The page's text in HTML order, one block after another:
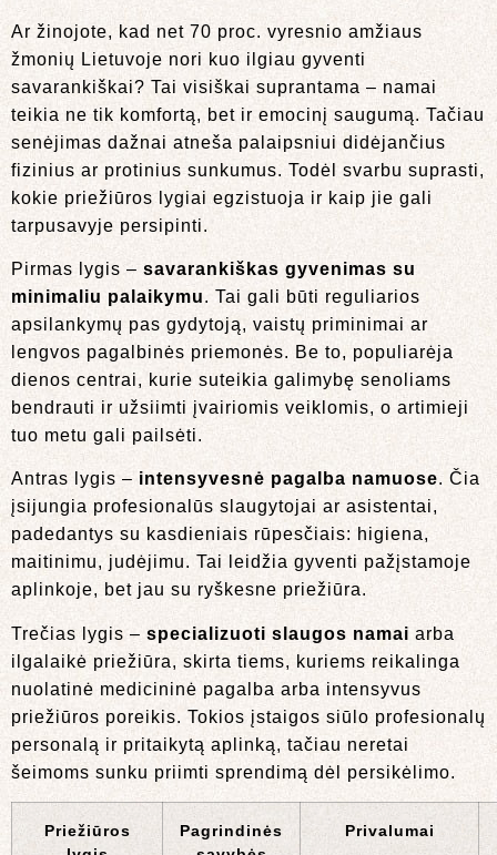
Ar žinojote, kad net 70 proc. vyresnio amžiaus
žmonių Lietuvoje nori kuo ilgiau gyventi
savarankiškai? Tai visiškai suprantama – namai
teikia ne tik komfortą, bet ir emocinį saugumą. Tačiau
senėjimas dažnai atneša palaipsniui didėjančius
fizinius ar protinius sunkumus. Todėl svarbu suprasti,
kokie priežiūros lygiai egzistuoja ir kaip jie gali
tarpusavyje persipinti.
Pirmas lygis – savarankiškas gyvenimas su
minimaliu palaikymu. Tai gali būti reguliarios
apsilankymų pas gydytoją, vaistų priminimai ar
lengvos pagalbinės priemonės. Be to, populiarėja
dienos centrai, kurie suteikia galimybę senoliams
bendrauti ir užsiimti įvairiomis veiklomis, o artimieji
tuo metu gali pailsėti.
Antras lygis – intensyvesnė pagalba namuose. Čia
įsijungia profesionalūs slaugytojai ar asistentai,
padedantys su kasdieniais rūpesčiais: higiena,
maitinimu, judėjimu. Tai leidžia gyventi pažįstamoje
aplinkoje, bet jau su ryškesne priežiūra.
Trečias lygis – specializuoti slaugos namai arba
ilgalaikė priežiūra, skirta tiems, kuriems reikalinga
nuolatinė medicininė pagalba arba intensyvus
priežiūros poreikis. Tokios įstaigos siūlo profesionalų
personalą ir pritaikytą aplinką, tačiau neretai
šeimoms sunku priimti sprendimą dėl persikėlimo.
Priežiūros
Pagrindinės
Privalumai